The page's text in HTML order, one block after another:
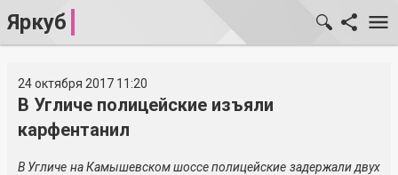
Яркуб
24 октября 2017 11:20
В Угличе полицейские изъяли
карфентанил
В Угличе на Камышевском шоссе полицейские задержали двух